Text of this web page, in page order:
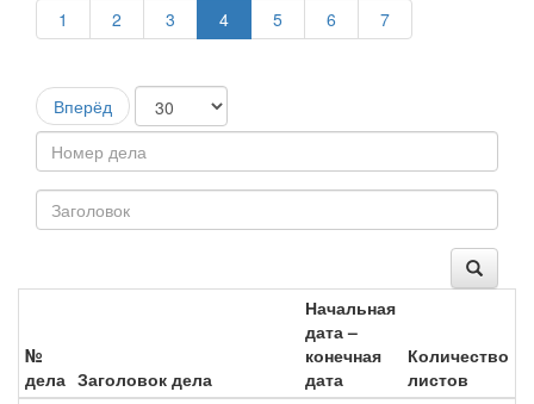
1 2 3 4 5 6 7
Вперёд
№
дела Заголовок дела
Начальная
дата –
конечная
дата
Количество
листов